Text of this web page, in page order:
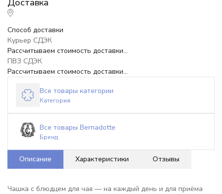
Способ доставки
Курьер СДЭК
Рассчитываем стоимость доставки...
ПВЗ СДЭК
Рассчитываем стоимость доставки...
Все товары категории
Категория
Все товары Bernadotte
Бренд
Описание Характеристики Отзывы
Чашка с блюдцем для чая — на каждый день и для приёма